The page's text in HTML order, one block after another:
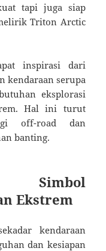
tapi juga siap
Triton Arctic
inspirasi dari
kendaraan serupa
eksplorasi
Hal ini turut
off-road dan
banting.
Simbol
Ekstrem
kendaraan
dan kesiapan